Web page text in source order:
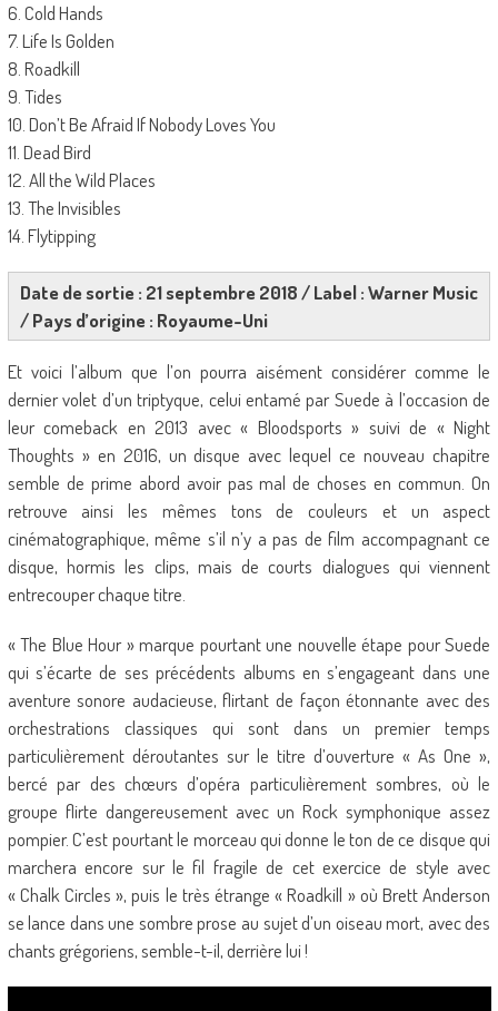
6. Cold Hands
7. Life Is Golden
8. Roadkill
9. Tides
10. Don’t Be Afraid If Nobody Loves You
11. Dead Bird
12. All the Wild Places
13. The Invisibles
14. Flytipping
Date de sortie : 21 septembre 2018 / Label : Warner Music
/ Pays d’origine : Royaume-Uni
Et voici l’album que l’on pourra aisément considérer comme le
dernier volet d’un triptyque, celui entamé par Suede à l’occasion de
leur comeback en 2013 avec « Bloodsports » suivi de « Night
Thoughts » en 2016, un disque avec lequel ce nouveau chapitre
semble de prime abord avoir pas mal de choses en commun. On
retrouve ainsi les mêmes tons de couleurs et un aspect
cinématographique, même s’il n’y a pas de film accompagnant ce
disque, hormis les clips, mais de courts dialogues qui viennent
entrecouper chaque titre.
« The Blue Hour » marque pourtant une nouvelle étape pour Suede
qui s’écarte de ses précédents albums en s’engageant dans une
aventure sonore audacieuse, flirtant de façon étonnante avec des
orchestrations classiques qui sont dans un premier temps
particulièrement déroutantes sur le titre d’ouverture « As One »,
bercé par des chœurs d’opéra particulièrement sombres, où le
groupe flirte dangereusement avec un Rock symphonique assez
pompier. C’est pourtant le morceau qui donne le ton de ce disque qui
marchera encore sur le fil fragile de cet exercice de style avec
« Chalk Circles », puis le très étrange « Roadkill » où Brett Anderson
se lance dans une sombre prose au sujet d’un oiseau mort, avec des
chants grégoriens, semble-t-il, derrière lui !